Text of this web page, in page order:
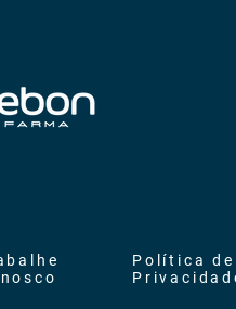
Política de